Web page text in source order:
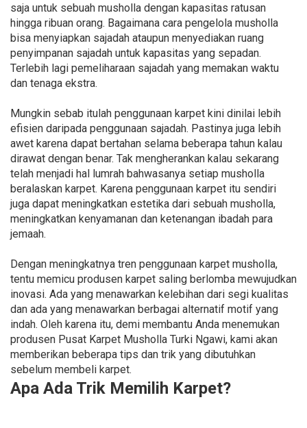
saja untuk sebuah musholla dengan kapasitas ratusan
hingga ribuan orang. Bagaimana cara pengelola musholla
bisa menyiapkan sajadah ataupun menyediakan ruang
penyimpanan sajadah untuk kapasitas yang sepadan.
Terlebih lagi pemeliharaan sajadah yang memakan waktu
dan tenaga ekstra.
Mungkin sebab itulah penggunaan karpet kini dinilai lebih
efisien daripada penggunaan sajadah. Pastinya juga lebih
awet karena dapat bertahan selama beberapa tahun kalau
dirawat dengan benar. Tak mengherankan kalau sekarang
telah menjadi hal lumrah bahwasanya setiap musholla
beralaskan karpet. Karena penggunaan karpet itu sendiri
juga dapat meningkatkan estetika dari sebuah musholla,
meningkatkan kenyamanan dan ketenangan ibadah para
jemaah.
Dengan meningkatnya tren penggunaan karpet musholla,
tentu memicu produsen karpet saling berlomba mewujudkan
inovasi. Ada yang menawarkan kelebihan dari segi kualitas
dan ada yang menawarkan berbagai alternatif motif yang
indah. Oleh karena itu, demi membantu Anda menemukan
produsen Pusat Karpet Musholla Turki Ngawi, kami akan
memberikan beberapa tips dan trik yang dibutuhkan
sebelum membeli karpet.
Apa Ada Trik Memilih Karpet?